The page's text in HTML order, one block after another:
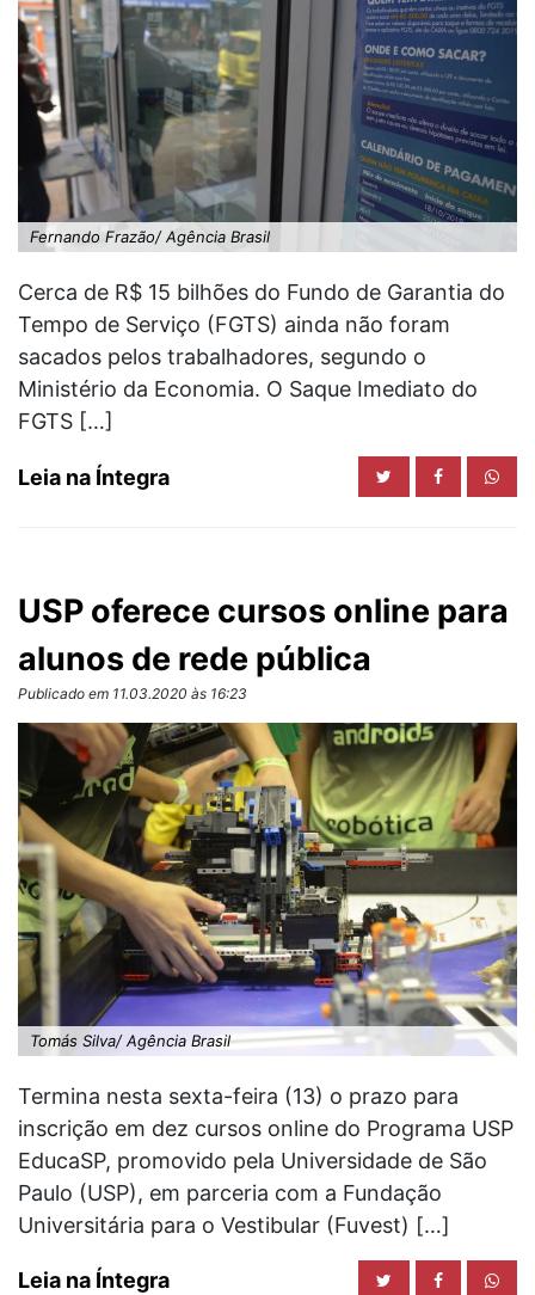
Fernando Frazão/ Agência Brasil
Cerca de R$ 15 bilhões do Fundo de Garantia do
Tempo de Serviço (FGTS) ainda não foram
sacados pelos trabalhadores, segundo o
Ministério da Economia. O Saque Imediato do
FGTS […]
Leia na Íntegra
USP oferece cursos online para
alunos de rede pública
Publicado em 11.03.2020 às 16:23
Tomás Silva/ Agência Brasil
Termina nesta sexta-feira (13) o prazo para
inscrição em dez cursos online do Programa USP
EducaSP, promovido pela Universidade de São
Paulo (USP), em parceria com a Fundação
Universitária para o Vestibular (Fuvest) […]
Leia na Íntegra